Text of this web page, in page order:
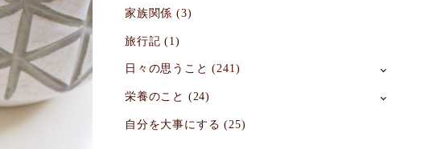
家族関係 (3)
旅行記 (1)
日々の思うこと (241)
栄養のこと (24)
自分を大事にする (25)